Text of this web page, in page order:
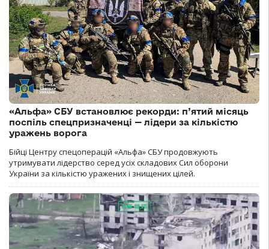
«Альфа» СБУ встановлює рекорди: п’ятий місяць
поспіль спецпризначенці — лідери за кількістю
уражень ворога
Бійці Центру спецоперацій «Альфа» СБУ продовжують
утримувати лідерство серед усіх складових Сил оборони
України за кількістю уражених і знищених цілей.